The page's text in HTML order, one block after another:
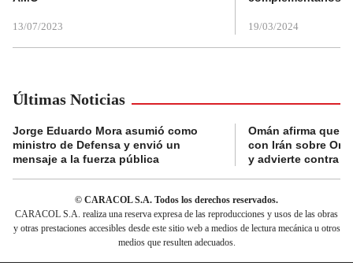
13/07/2023 19/03/2024
Últimas Noticias
Jorge Eduardo Mora asumió como
ministro de Defensa y envió un
mensaje a la fuerza pública
Omán afirma que
con Irán sobre
y advierte contra
© CARACOL S.A. Todos los derechos reservados.
CARACOL S.A. realiza una reserva expresa de las reproducciones y usos de las obras
y otras prestaciones accesibles desde este sitio web a medios de lectura mecánica u otros
medios que resulten adecuados.